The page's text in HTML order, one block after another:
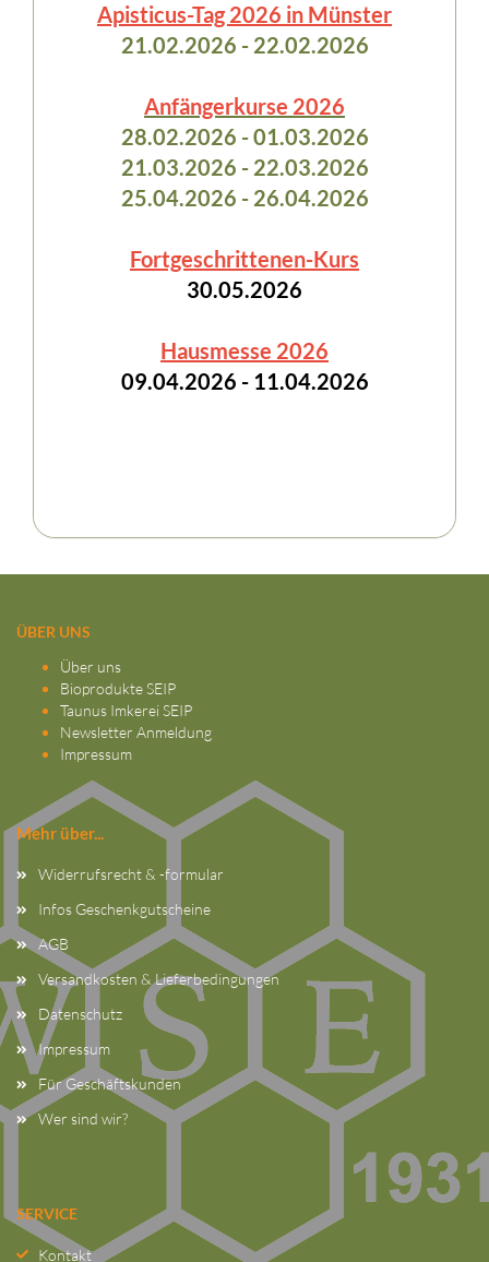
Apisticus-Tag 2026 in Münster
21.02.2026 - 22.02.2026
Anfängerkurse 2026
28.02.2026 - 01.03.2026
21.03.2026 - 22.03.2026
25.04.2026 - 26.04.2026
Fortgeschrittenen-Kurs
30.05.2026
Hausmesse 2026
09.04.2026 - 11.04.2026
ÜBER UNS
Über uns
Bioprodukte SEIP
Taunus Imkerei SEIP
Newsletter Anmeldung
Impressum
Mehr über...
Widerrufsrecht & -formular
Infos Geschenkgutscheine
AGB
Versandkosten & Lieferbedingungen
Datenschutz
Impressum
Für Geschäftskunden
Wer sind wir?
SERVICE
Kontakt